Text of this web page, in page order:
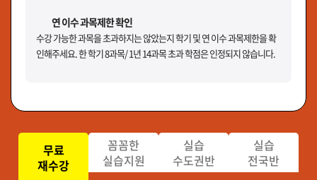
연 이수 과목제한 확인
수강 가능한 과목을 초과하지는 않았는지 학기 및 연 이수 과목제한을 확
인해주세요. 한 학기 8과목/ 1년 14과목 초과 학점은 인정되지 않습니다.
무료
재수강
꼼꼼한
실습지원
실습
수도권반
실습
전국반